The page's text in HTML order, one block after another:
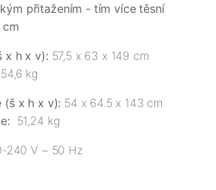
přitažením - tím více těsní
cm
x h x v): 57,5 x 63 x 149 cm
kg
(š x h x v): 54 x 64.5 x 143 cm
51,24 kg
240 V ~ 50 Hz